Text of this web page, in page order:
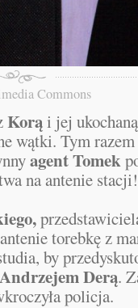
Commons
Korąi jej
wątki. Tym razem
agent Tomek
na antenie stacji!
torebkę z
by
Andrzejem Derą.
policja.